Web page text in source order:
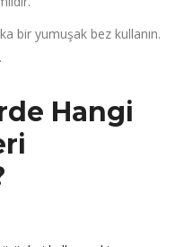
bir yumuşak bez kullanın.
Hangi